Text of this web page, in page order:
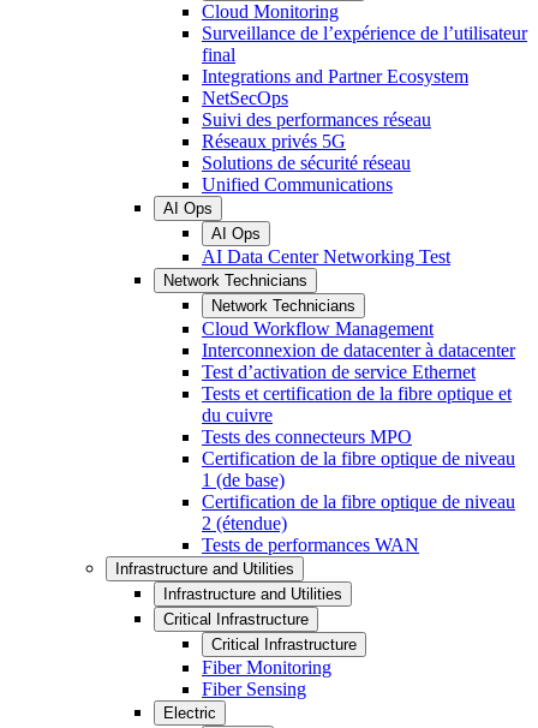
Cloud Monitoring
Surveillance de l’expérience de l’utilisateur
final
Integrations and Partner Ecosystem
NetSecOps
Suivi des performances réseau
Réseaux privés 5G
Solutions de sécurité réseau
Unified Communications
AI Ops
AI Ops
AI Data Center Networking Test
Network Technicians
Network Technicians
Cloud Workflow Management
Interconnexion de datacenter à datacenter
Test d’activation de service Ethernet
Tests et certification de la fibre optique et
du cuivre
Tests des connecteurs MPO
Certification de la fibre optique de niveau
1 (de base)
Certification de la fibre optique de niveau
2 (étendue)
Tests de performances WAN
Infrastructure and Utilities
Infrastructure and Utilities
Critical Infrastructure
Critical Infrastructure
Fiber Monitoring
Fiber Sensing
Electric